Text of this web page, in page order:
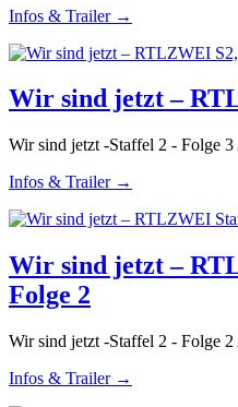
Infos & Trailer →
Wir sind jetzt –
Wir sind jetzt -Staffel 2 - Folge
Infos & Trailer →
Wir sind jetzt –
Folge 2
Wir sind jetzt -Staffel 2 - Folge
Infos & Trailer →